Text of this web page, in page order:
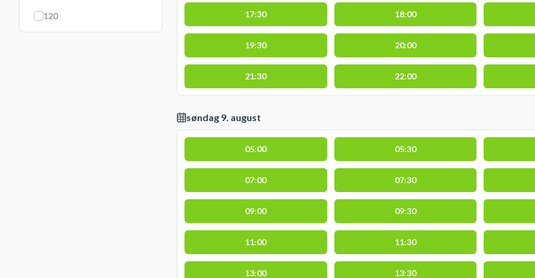
120 17:30 18:00
19:30 20:00
21:30 22:00
søndag 9. august
05:00 05:30
07:00 07:30
09:00 09:30
11:00 11:30
13:00 13:30